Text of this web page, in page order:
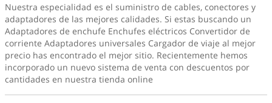
Nuestra especialidad es el suministro de cables, conectores y
adaptadores de las mejores calidades. Si estas buscando un
Adaptadores de enchufe Enchufes eléctricos Convertidor de
corriente Adaptadores universales Cargador de viaje al mejor
precio has encontrado el mejor sitio. Recientemente hemos
incorporado un nuevo sistema de venta con descuentos por
cantidades en nuestra tienda online